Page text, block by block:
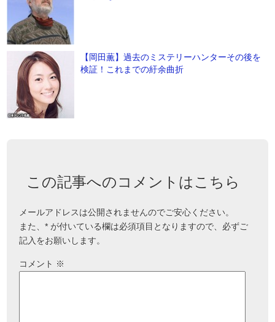
【岡田薫】過去のミステリーハンターその後を
検証！これまでの紆余曲折
この記事へのコメントはこちら
メールアドレスは公開されませんのでご安心ください。
また、* が付いている欄は必須項目となりますので、必ずご
記入をお願いします。
コメント ※